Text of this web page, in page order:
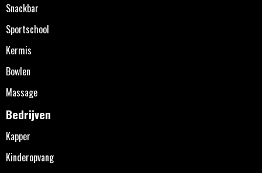
Snackbar
Sportschool
Kermis
Bowlen
Massage
Bedrijven
Kapper
Kinderopvang